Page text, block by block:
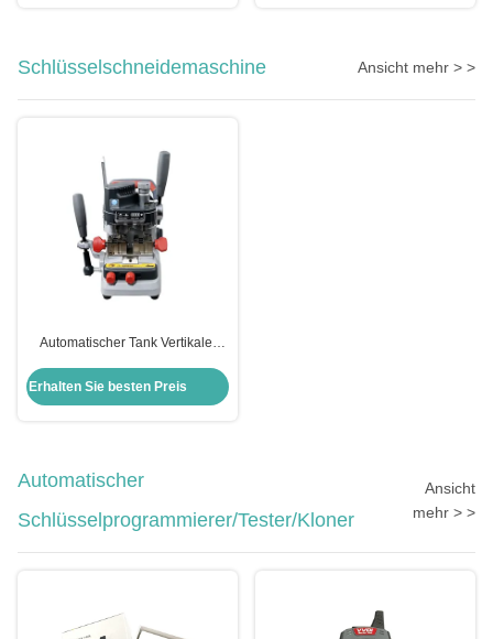
Schlüsselschneidemaschine Ansicht mehr > >
Automatischer Tank Vertikaler
Schlosserwerkzeuge Xhorse
Condox
Erhalten Sie besten Preis
Automatischer
Schlüsselprogrammierer/Tester/Kloner
Ansicht
mehr > >